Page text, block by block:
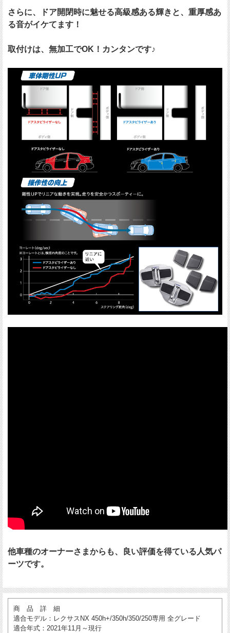
さらに、ドア開閉時に魅せる高級感ある輝きと、重厚感あ
る音がイケてます！
取付けは、無加工でOK！カンタンです♪
他車種のオーナーさまからも、良い評価を得ている人気パ
ーツです。
商 品 詳 細
適合モデル ：レクサスNX 450h+/350h/350/250専用 全グレード
適合年式 ：2021年11月～現行